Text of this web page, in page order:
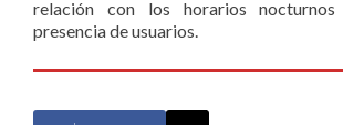
relación con los horarios
presencia de usuarios.